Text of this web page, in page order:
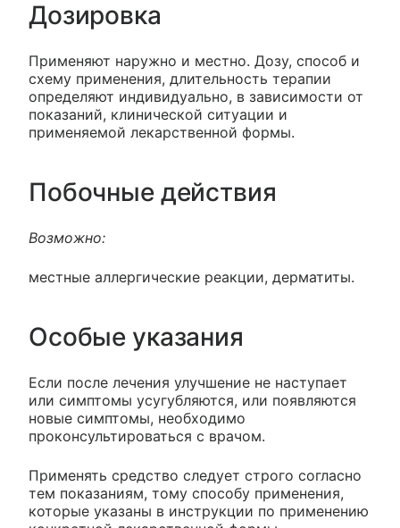
Дозировка
Применяют наружно и местно. Дозу, способ и
схему применения, длительность терапии
определяют индивидуально, в зависимости от
показаний, клинической ситуации и
применяемой лекарственной формы.
Побочные действия
Возможно:
местные аллергические реакции, дерматиты.
Особые указания
Если после лечения улучшение не наступает
или симптомы усугубляются, или появляются
новые симптомы, необходимо
проконсультироваться с врачом.
Применять средство следует строго согласно
тем показаниям, тому способу применения,
которые указаны в инструкции по применению